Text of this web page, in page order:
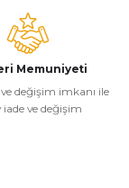
Memuniyeti
değişim imkanı ile
iade ve değişim